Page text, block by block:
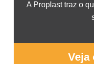
A Proplast traz o
Veja